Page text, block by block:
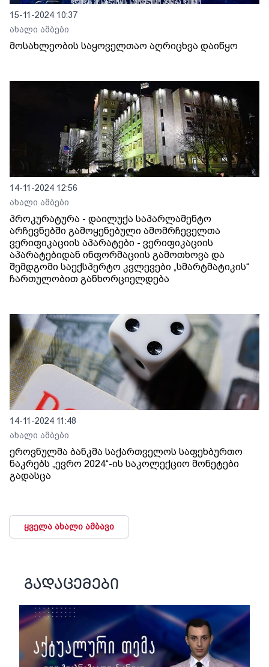
15-11-2024 10:37
ახალი ამბები
მოსახლეობის საყოველთაო აღრიცხვა დაიწყო
14-11-2024 12:56
ახალი ამბები
პროკურატურა - დაილუქა საპარლამენტო
არჩევნებში გამოყენებული ამომრჩეველთა
ვერიფიკაციის აპარატები - ვერიფიკაციის
აპარატებიდან ინფორმაციის გამოთხოვა და
შემდგომი საექსპერტო კვლევები „სმარტმატიკის“
ჩართულობით განხორციელდება
14-11-2024 11:48
ახალი ამბები
ეროვნულმა ბანკმა საქართველოს საფეხბურთო
ნაკრებს „ევრო 2024“-ის საკოლექციო მონეტები
გადასცა
ყველა ახალი ამბავი
გადაცემები